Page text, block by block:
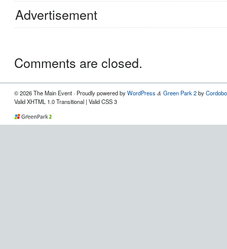
Advertisement
Comments are closed.
© 2026 The Main Event · Proudly powered byWordPress & Green Park 2byCordobo
Valid XHTML 1.0 Transitional | Valid CSS 3